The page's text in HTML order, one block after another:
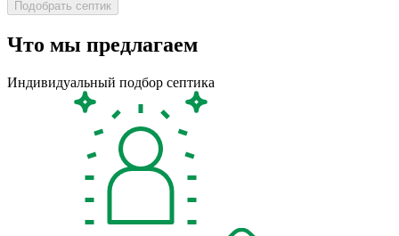
Что мы предлагаем
Индивидуальный подбор септика